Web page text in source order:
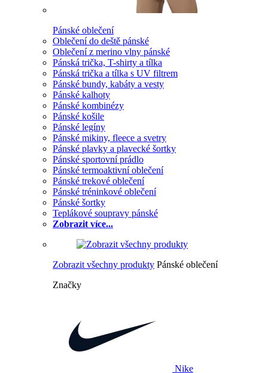
Pánské oblečení
Oblečení do deště pánské
Oblečení z merino vlny pánské
Pánská trička, T-shirty a tílka
Pánská trička a tílka s UV filtrem
Pánské bundy, kabáty a vesty
Pánské kalhoty
Pánské kombinézy
Pánské košile
Pánské legíny
Pánské mikiny, fleece a svetry
Pánské plavky a plavecké šortky
Pánské sportovní prádlo
Pánské termoaktivní oblečení
Pánské trekové oblečení
Pánské tréninkové oblečení
Pánské šortky
Teplákové soupravy pánské
Zobrazit více...
Zobrazit všechny produkty Pánské oblečení
Značky
Nike